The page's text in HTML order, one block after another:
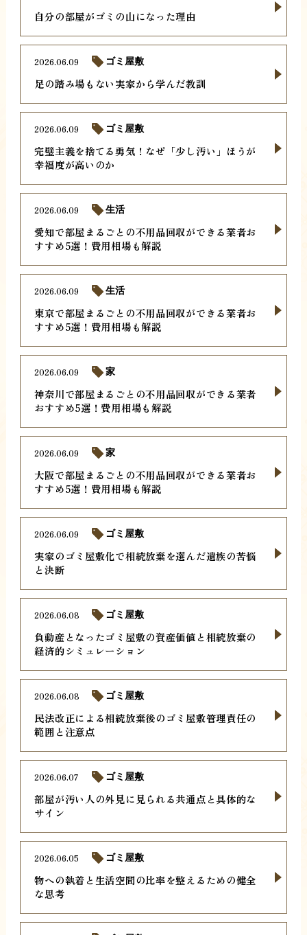
自分の部屋がゴミの山になった理由
足の踏み場もない実家から学んだ教訓
2026.06.09 ゴミ屋敷
完璧主義を捨てる勇気！なぜ「少し汚い」ほうが
幸福度が高いのか
2026.06.09 ゴミ屋敷
愛知で部屋まるごとの不用品回収ができる業者お
すすめ5選！費用相場も解説
2026.06.09 生活
東京で部屋まるごとの不用品回収ができる業者お
すすめ5選！費用相場も解説
2026.06.09 生活
神奈川で部屋まるごとの不用品回収ができる業者
おすすめ5選！費用相場も解説
2026.06.09 家
大阪で部屋まるごとの不用品回収ができる業者お
すすめ5選！費用相場も解説
2026.06.09 家
実家のゴミ屋敷化で相続放棄を選んだ遺族の苦悩
と決断
2026.06.09 ゴミ屋敷
負動産となったゴミ屋敷の資産価値と相続放棄の
経済的シミュレーション
2026.06.08 ゴミ屋敷
民法改正による相続放棄後のゴミ屋敷管理責任の
範囲と注意点
2026.06.08 ゴミ屋敷
部屋が汚い人の外見に見られる共通点と具体的な
サイン
2026.06.07 ゴミ屋敷
物への執着と生活空間の比率を整えるための健全
な思考
2026.06.05 ゴミ屋敷